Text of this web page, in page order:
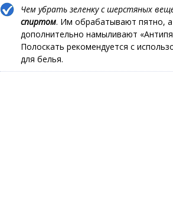
Чем убрать зеленку с шерстяных
спиртом. Им обрабатывают пятно, а
дополнительно намыливают
Полоскать рекомендуется с
для белья.